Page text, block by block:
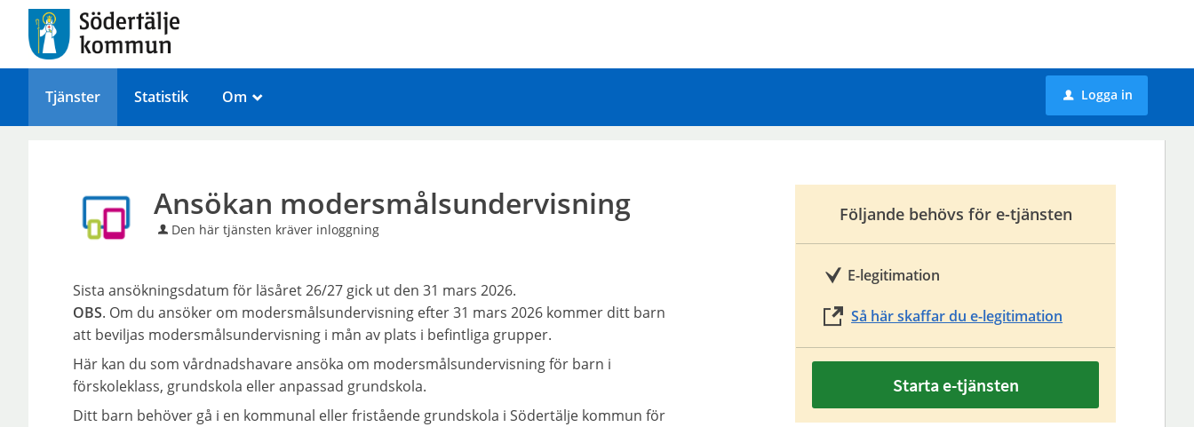
Tjänster Statistik Om _ u Logga in
Ansökan modersmålsundervisning
Den här tjänsten kräver inloggning
Sista ansökningsdatum för läsåret 26/27 gick ut den 31 mars 2026.
OBS. Om du ansöker om modersmålsundervisning efter 31 mars 2026 kommer ditt barn
att beviljas modersmålsundervisning i mån av plats i befintliga grupper.
Här kan du som vårdnadshavare ansöka om modersmålsundervisning för barn i
förskoleklass, grundskola eller anpassad grundskola.
Ditt barn behöver gå i en kommunal eller fristående grundskola i Södertälje kommun för
Följande behövs för e-tjänsten
E-legitimation
Så här skaffar du e-legitimation
Starta e-tjänsten